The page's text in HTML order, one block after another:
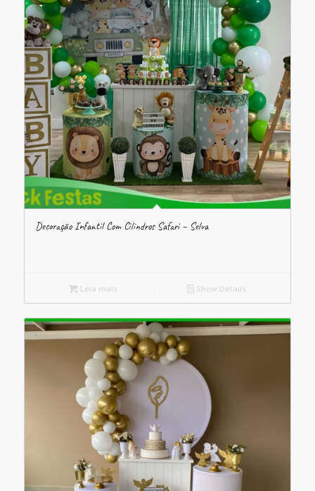
Decoração Infantil Com Cilindros Safari – Selva
Leia mais Show Details